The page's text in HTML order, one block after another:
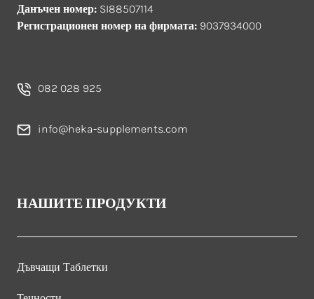
Данъчен номер: SI88507114
Регистрационен номер на фирмата: 9037934000
082 028 925
info@heka-supplements.com
НАШИТЕ ПРОДУКТИ
Дъвчащи Таблетки